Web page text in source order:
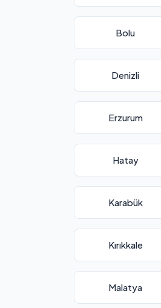
Bolu
Denizli
Erzurum
Hatay
Karabük
Kırıkkale
Malatya